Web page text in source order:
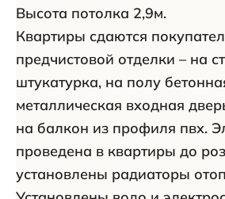
Высота потолка 2,9м.
Квартиры сдаются
предчистовой отделки – на
штукатурка, на полу
металлическая входная
на балкон из профиля пвх.
проведена в квартиры до
установлены радиаторы